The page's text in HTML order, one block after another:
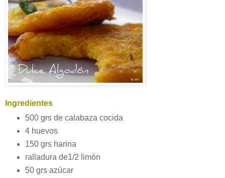
Ingredientes
500 grs de calabaza cocida
4 huevos
150 grs harina
ralladura de1/2 limón
50 grs azúcar